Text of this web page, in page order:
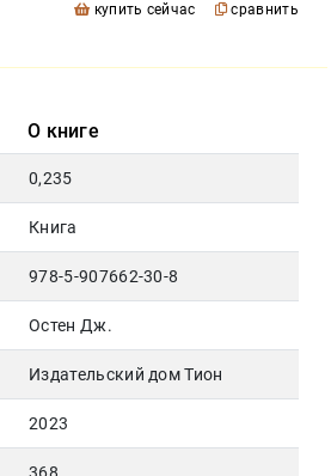
купить сейчас сравнить
О книге
0,235
Книга
978-5-907662-30-8
Остен Дж.
Издательский дом Тион
2023